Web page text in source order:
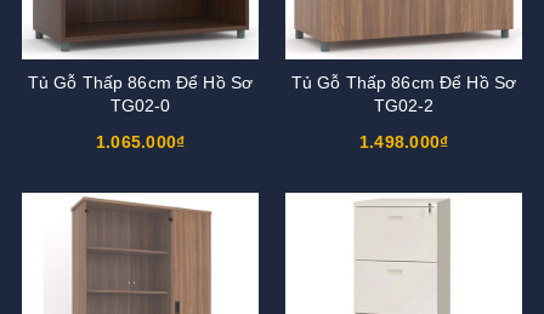
Tủ Gỗ Thấp 86cm Để Hồ Sơ
TG02-0
1.065.000₫
Tủ Gỗ Thấp 86cm Để Hồ Sơ
TG02-2
1.498.000₫